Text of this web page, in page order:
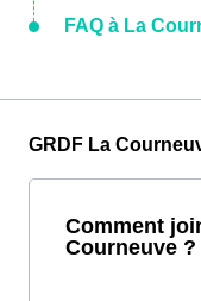
FAQ à La
GRDF La
Comment
Courneuve ?